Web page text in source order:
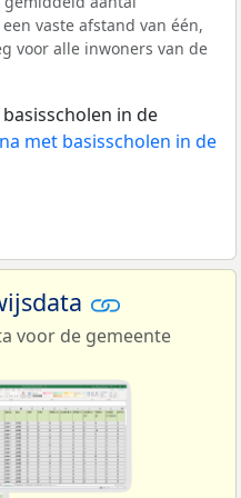
vaste afstand van één,
voor alle inwoners van de
in de
met basisscholen in de
voor de gemeente